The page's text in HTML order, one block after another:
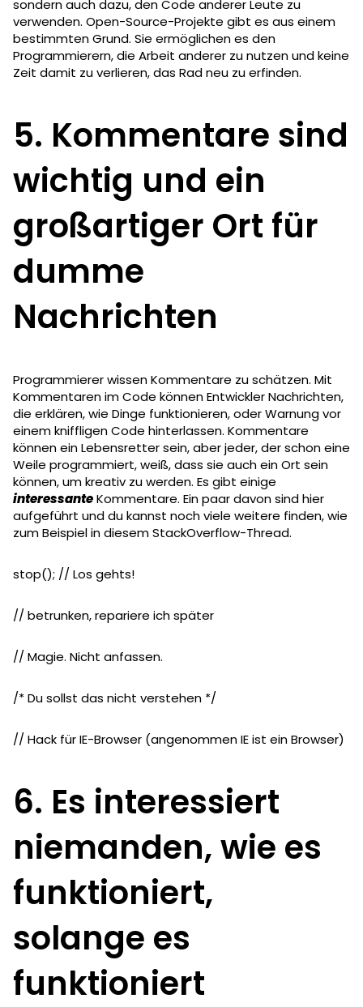
sondern auch dazu, den Code anderer Leute zu
verwenden. Open-Source-Projekte gibt es aus einem
bestimmten Grund. Sie ermöglichen es den
Programmierern, die Arbeit anderer zu nutzen und keine
Zeit damit zu verlieren, das Rad neu zu erfinden.
5. Kommentare sind
wichtig und ein
großartiger Ort für
dumme
Nachrichten
Programmierer wissen Kommentare zu schätzen. Mit
Kommentaren im Code können Entwickler Nachrichten,
die erklären, wie Dinge funktionieren, oder Warnung vor
einem kniffligen Code hinterlassen. Kommentare
können ein Lebensretter sein, aber jeder, der schon eine
Weile programmiert, weiß, dass sie auch ein Ort sein
können, um kreativ zu werden. Es gibt einige
interessanteKommentare. Ein paar davon sind hier
aufgeführt und du kannst noch viele weitere finden, wie
zum Beispiel in diesem StackOverflow-Thread.
stop(); // Los gehts!
// betrunken, repariere ich später
// Magie. Nicht anfassen.
/* Du sollst das nicht verstehen */
// Hack für IE-Browser (angenommen IE ist ein Browser)
6. Es interessiert
niemanden, wie es
funktioniert,
solange es
funktioniert